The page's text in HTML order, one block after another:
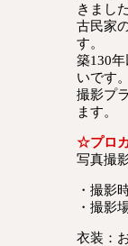
きました
古民家
す。
築130
いです。
撮影プ
ます。
☆プロ
写真撮
・撮影
・撮影
衣装：